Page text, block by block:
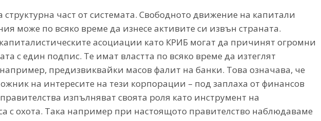
структурна част от системата. Свободното движение на капитали
може по всяко време да изнесе активите си извън страната.
асоциации като КРИБ могат да причинят огромни
с един подпис. Те имат властта по всяко време да изтеглят
предизвиквайки масов фалит на банки. Това означава, че
на интересите на тези корпорации – под заплаха от финансов
изпълняват своята роля като инструмент на
с охота. Така например при настоящото правителство наблюдаваме